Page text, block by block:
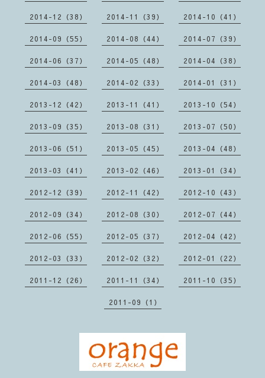
2014-12（38） 2014-11（39） 2014-10（41）
2014-09（55） 2014-08（44） 2014-07（39）
2014-06（37） 2014-05（48） 2014-04（38）
2014-03（48） 2014-02（33） 2014-01（31）
2013-12（42） 2013-11（41） 2013-10（54）
2013-09（35） 2013-08（31） 2013-07（50）
2013-06（51） 2013-05（45） 2013-04（48）
2013-03（41） 2013-02（46） 2013-01（34）
2012-12（39） 2012-11（42） 2012-10（43）
2012-09（34） 2012-08（30） 2012-07（44）
2012-06（55） 2012-05（37） 2012-04（42）
2012-03（33） 2012-02（32） 2012-01（22）
2011-12（26） 2011-11（34） 2011-10（35）
2011-09（1）